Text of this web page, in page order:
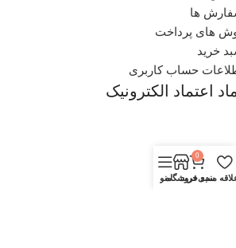
ها
های پرداخت
خرید
حساب کاربری
اعتماد الکترونیک
مندی
0
سبد خریدفروشگاهمنو